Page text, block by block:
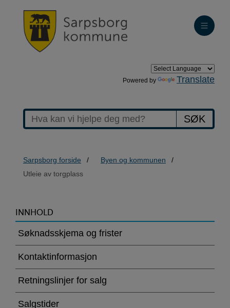
Powered by Translate
SØK
Sarpsborg forside
Byen og kommunen
Utleie av torgplass
>Utleie
torgplass
INNHOLD
Søknadsskjema og frister
Kontaktinformasjon
Retningslinjer for salg
Salgstider